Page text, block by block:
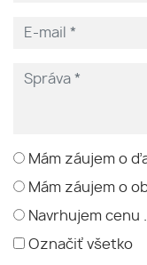
Mám záujem o
Mám záujem o
Navrhujem cenu
Označiť všetko